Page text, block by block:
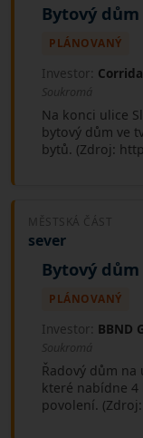
Bytový dům
PLÁNOVANÝ
Investor:
Soukromá
Na konci ulice
bytový dům ve
bytů. (Zdroj:
MĚSTSKÁ ČÁST
sever
Bytový
PLÁNOVANÝ
Investor: BBND
Soukromá
Řadový dům
které nabídne 4
povolení.